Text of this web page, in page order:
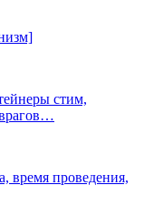
стим,
время проведения,